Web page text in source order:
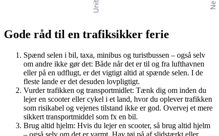
Gode råd til en trafiksikker ferie
Spænd selen i bil, taxa, minibus og turistbussen – også selv
om andre ikke gør det: Både når det er til og fra lufthavnen
eller på en udflugt, er det vigtigt altid at spænde selen. I de
fleste lande er det desuden lovpligtigt.
Vurder trafikken og transportmidlet: Tænk dig om inden du
lejer en scooter eller cykel i et land, hvor du oplever trafikken
som risikabel og vejenes tilstand ikke er god. Overvej et mere
sikkert transportmiddel som fx en bil.
Brug altid hjelm: Hvis du lejer en scooter, så brug altid hjelm
– også selv om det er varmt. Hav tøj på af slidstærkt eller